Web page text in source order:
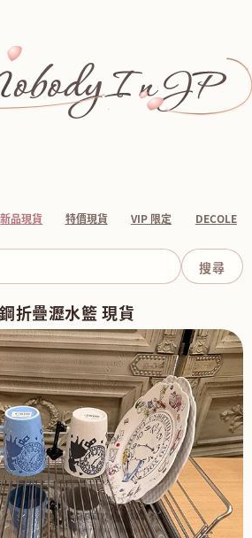
新品現貨 特價現貨 VIP 限定 DECOLE
折疊瀝水籃 現貨